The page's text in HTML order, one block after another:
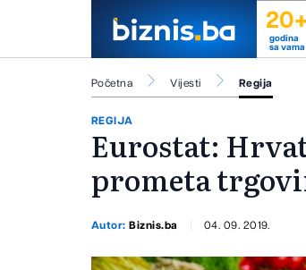
godina
sa vama
Početna Vijesti Regija
REGIJA
Eurostat:
prometa
Autor:Biznis.ba 04. 09. 2019.